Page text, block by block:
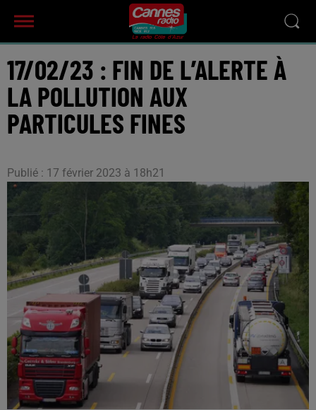
17/02/23 : FIN DE L’ALERTE À
LA POLLUTION AUX
PARTICULES FINES
Publié : 17 février 2023 à 18h21